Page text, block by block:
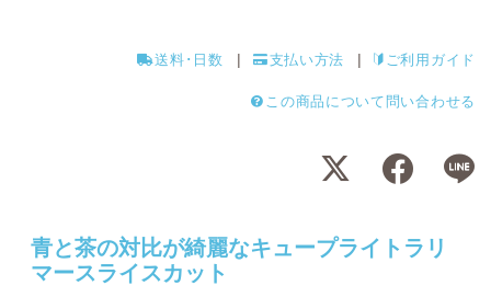
送料･日数 支払い方法 ご利用ガイド
この商品について問い合わせる
青と茶の対比が綺麗なキュープライトラリ
マースライスカット